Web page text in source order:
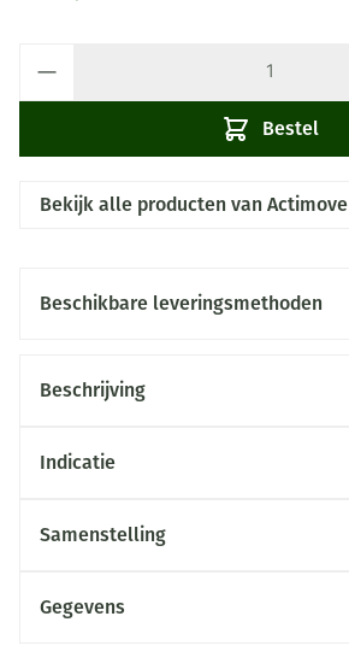
Bestel
Bekijk alle producten van Actimove
Beschikbare leveringsmethoden
Beschrijving
Indicatie
Samenstelling
Gegevens